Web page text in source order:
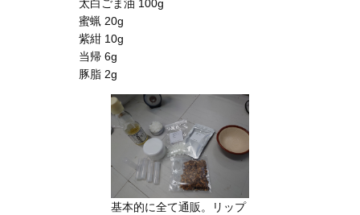
太白ごま油 100g
蜜蝋 20g
紫紺 10g
当帰 6g
豚脂 2g
基本的に全て通販。リップ